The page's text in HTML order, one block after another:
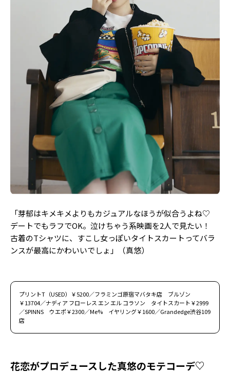
ST member
新規会員登録・ログイン
「芽郁はキメキメよりもカジュアルなほうが似合うよね♡
デートでもラフでOK。泣けちゃう系映画を2人で見たい！
古着のTシャツに、すこし女っぽいタイトスカートってバラ
ンスが最高にかわいいでしょ」（真悠）
プリントT（USED）￥5200／フラミンゴ原宿マバタキ店 ブルゾン
￥13704／ナディア フローレス エン エル コラソン タイトスカート￥2999
／SPINNS ウエポ￥2300／Me% イヤリング￥1600／Grandedge渋谷109
店
花恋がプロデュースした真悠のモテコーデ♡